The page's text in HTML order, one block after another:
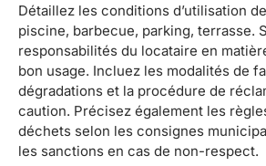
Détaillez les conditions d’utilisation
piscine, barbecue, parking, terrasse.
responsabilités du locataire en
bon usage. Incluez les modalités de
dégradations et la procédure de
caution. Précisez également les
déchets selon les consignes
les sanctions en cas de non-respect.